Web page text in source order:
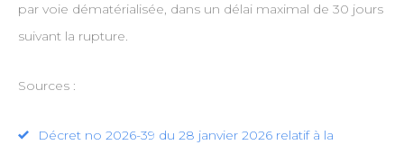
par voie dématérialisée, dans un délai maximal de 30 jours
suivant la rupture.
Sources :
Décret no 2026-39 du 28 janvier 2026 relatif à la